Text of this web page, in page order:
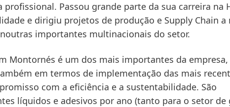
Passou grande parte da sua carreira na
e dirigiu projetos de produção e Supply Chain a
importantes multinacionais do setor.
Montornés é um dos mais importantes da empresa,
em termos de implementação das mais
com a eficiência e a sustentabilidade. São
líquidos e adesivos por ano (tanto para o setor de